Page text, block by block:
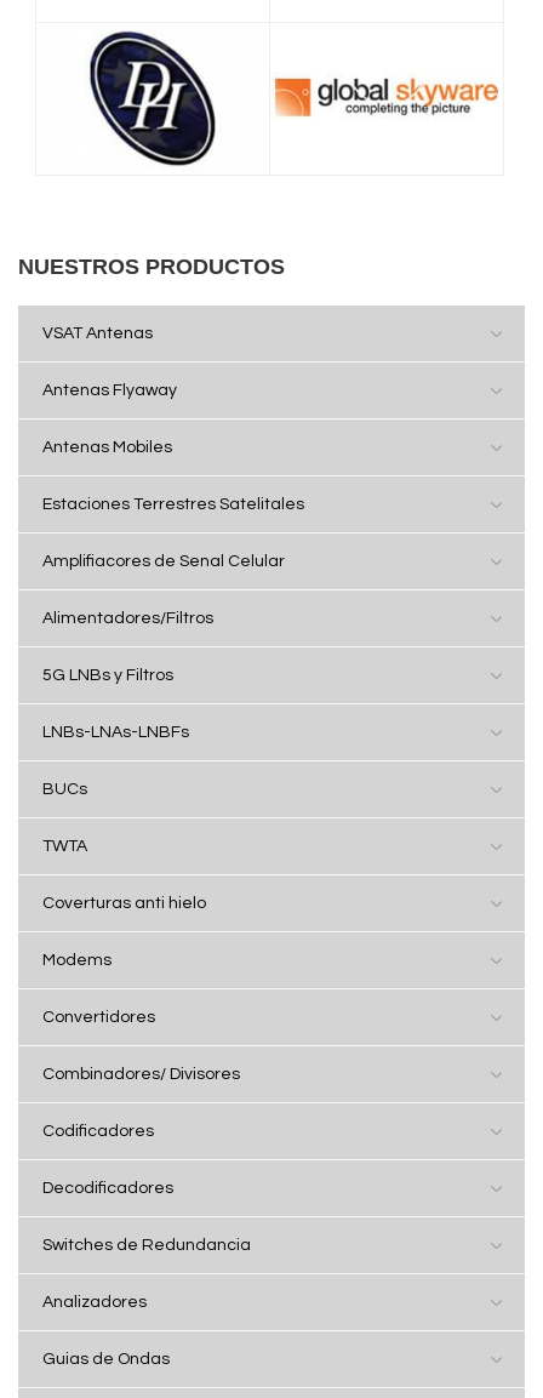
NUESTROS PRODUCTOS
VSAT Antenas
Antenas Flyaway
Antenas Mobiles
Estaciones Terrestres Satelitales
Amplifiacores de Senal Celular
Alimentadores/Filtros
5G LNBs y Filtros
LNBs-LNAs-LNBFs
BUCs
TWTA
Coverturas anti hielo
Modems
Convertidores
Combinadores/ Divisores
Codificadores
Decodificadores
Switches de Redundancia
Analizadores
Guias de Ondas